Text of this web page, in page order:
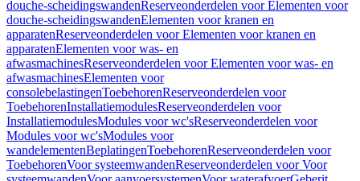
douche-scheidingswandenReserveonderdelen voor Elementen voor
douche-scheidingswandenElementen voor kranen en
apparatenReserveonderdelen voor Elementen voor kranen en
apparatenElementen voor was- en
afwasmachinesReserveonderdelen voor Elementen voor was- en
afwasmachinesElementen voor
consolebelastingenToebehorenReserveonderdelen voor
ToebehorenInstallatiemodulesReserveonderdelen voor
InstallatiemodulesModules voor wc'sReserveonderdelen voor
Modules voor wc'sModules voor
wandelementenBeplatingenToebehorenReserveonderdelen voor
ToebehorenVoor systeemwandenReserveonderdelen voor Voor